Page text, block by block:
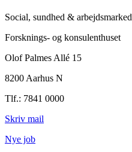
Social, sundhed & arbejdsmarked
Forsknings- og konsulenthuset
Olof Palmes Allé 15
8200 Aarhus N
Tlf.: 7841 0000
Skriv mail
Nye job